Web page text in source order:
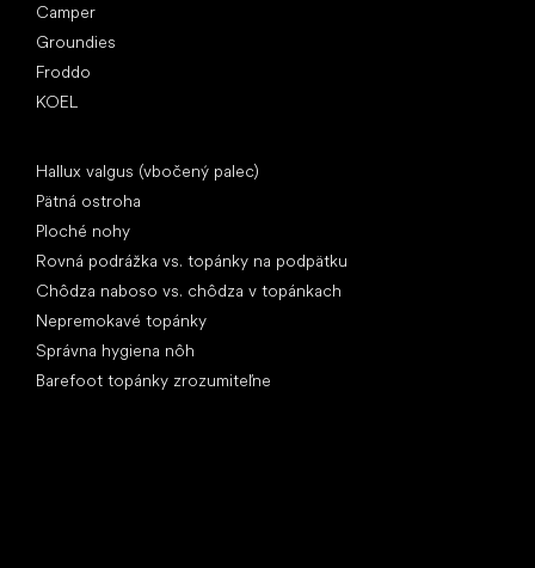
Camper
Groundies
Froddo
KOEL
Hallux valgus (vbočený palec)
Pätná ostroha
Ploché nohy
Rovná podrážka vs. topánky na podpätku
Chôdza naboso vs. chôdza v topánkach
Nepremokavé topánky
Správna hygiena nôh
Barefoot topánky zrozumiteľne